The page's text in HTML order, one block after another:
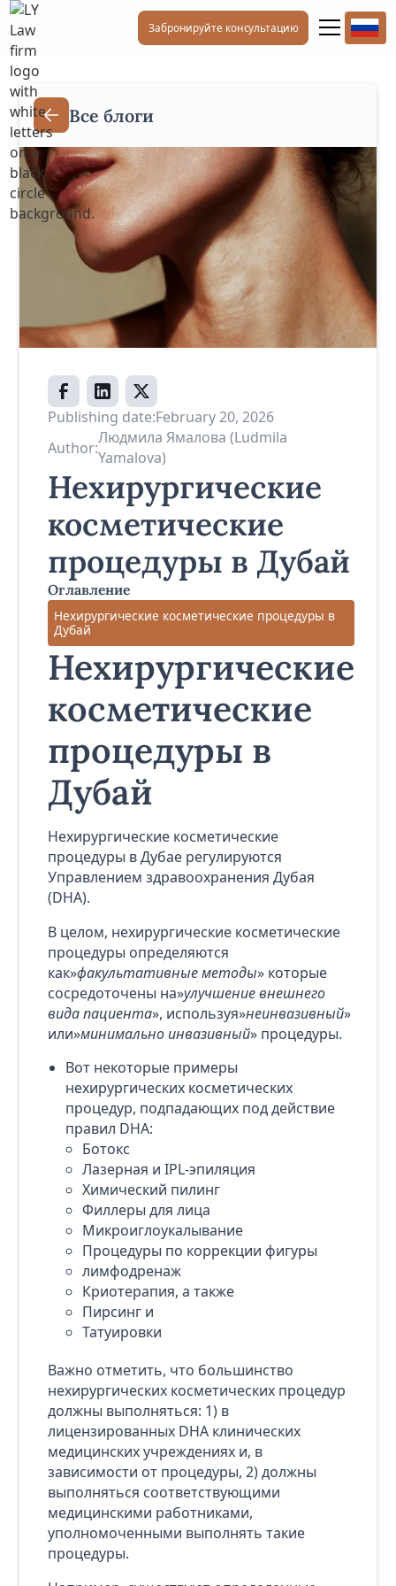
Забронируйте консультацию
Все блоги
Publishing date:February 20, 2026
Author:
Людмила Ямалова (Ludmila
Yamalova)
Нехирургические
косметические
процедуры в Дубай
Оглавление
Нехирургические косметические процедуры в
Дубай
Нехирургические
косметические
процедуры в
Дубай
Нехирургические косметические
процедуры в Дубае регулируются
Управлением здравоохранения Дубая
(DHA).
В целом, нехирургические косметические
процедуры определяются
как»факультативные методы» которые
сосредоточены на»улучшение внешнего
вида пациента», используя»неинвазивный»
или»минимально инвазивный» процедуры.
Вот некоторые примеры
нехирургических косметических
процедур, подпадающих под действие
правил DHA:
Ботокс
Лазерная и IPL-эпиляция
Химический пилинг
Филлеры для лица
Микроиглоукалывание
Процедуры по коррекции фигуры
лимфодренаж
Криотерапия, а также
Пирсинг и
Татуировки
Важно отметить, что большинство
нехирургических косметических процедур
должны выполняться: 1) в
лицензированных DHA клинических
медицинских учреждениях и, в
зависимости от процедуры, 2) должны
выполняться соответствующими
медицинскими работниками,
уполномоченными выполнять такие
процедуры.